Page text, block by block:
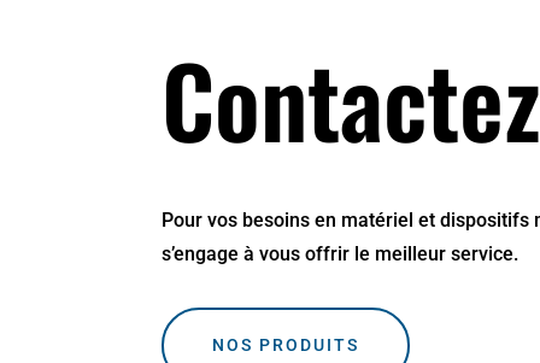
Pour vos besoins en matériel et dispositifs
s’engage à vous offrir le meilleur service.
NOS PRODUITS